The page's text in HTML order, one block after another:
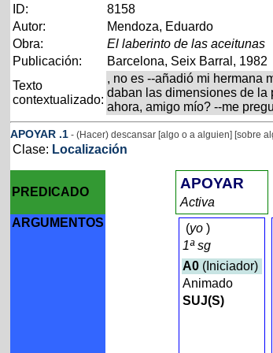
ID:
8158
Autor:
Mendoza, Eduardo
Obra:
El laberinto de las aceitunas
Publicación:
Barcelona, Seix Barral, 1982
Texto
contextualizado:
, no es --añadió mi hermana
daban las dimensiones de la
ahora, amigo mío? --me
APOYAR .1 - (Hacer) descansar [algo o a alguien] [sobre
Clase: Localización
PREDICADO
APOYAR
Activa
ARGUMENTOS (yo )
1ª sg
A0 (Iniciador)
Animado
SUJ(S)